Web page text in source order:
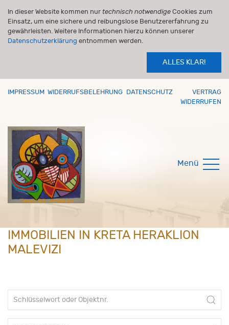
In dieser Website kommen nur technisch notwendige Cookies zum
Einsatz, um eine sichere und reibungslose Benutzererfahrung zu
gewährleisten. Weitere Informationen hierzu können unserer
Datenschutzerklärung entnommen werden.
ALLES KLAR!
IMPRESSUM WIDERRUFSBELEHRUNG DATENSCHUTZ
VERTRAG
WIDERRUFEN
Menü
IMMOBILIEN IN KRETA HERAKLION
MALEVIZI